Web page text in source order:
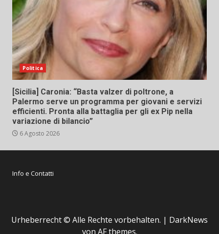
Politica
[Sicilia] Caronia: “Basta valzer di poltrone, a
Palermo serve un programma per giovani e servizi
efficienti. Pronta alla battaglia per gli ex Pip nella
variazione di bilancio”
6 Agosto 2026
Info e Contatti
Urheberrecht © Alle Rechte vorbehalten. | DarkNews
von AF themes.